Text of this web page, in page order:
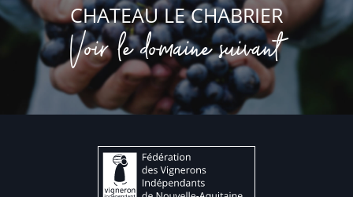
CHATEAU LE CHABRIER
Voir le domaine suivant